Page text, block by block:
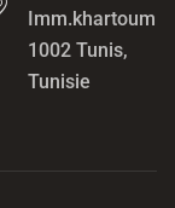
Imm.khartoum
1002 Tunis,
Tunisie